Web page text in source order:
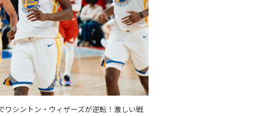
ワシントン・ウィザーズが逆転！激しい戦